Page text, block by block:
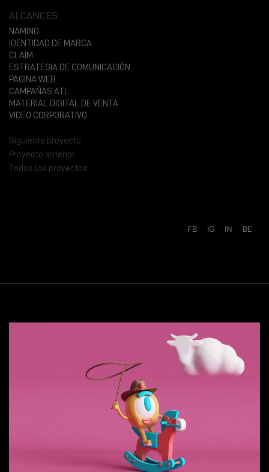
FB IG IN BE
ALCANCES:
NAMING
IDENTIDAD DE MARCA
CLAIM
ESTRATEGIA DE COMUNICACIÓN
PÁGINA WEB
CAMPAÑAS ATL
MATERIAL DIGITAL DE VENTA
VIDEO CORPORATIVO
Siguiente proyecto
Proyecto anterior
Todos los proyectos